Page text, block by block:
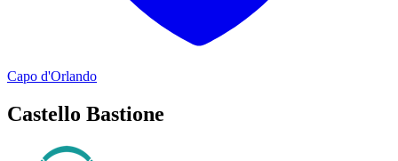
Capo d'Orlando
Castello Bastione